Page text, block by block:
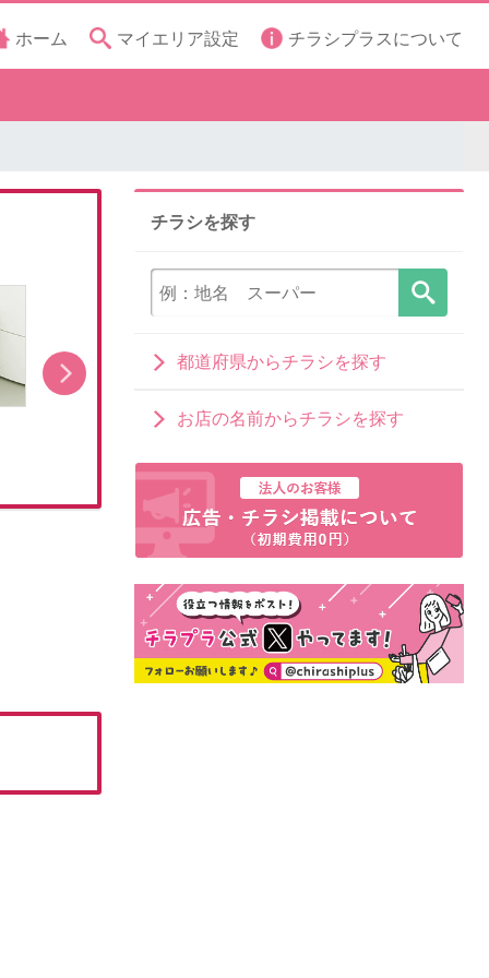
ホーム マイエリア設定 チラシプラスについて
洗濯機キャンペーン
チラシを探す
都道府県からチラシを探す
お店の名前からチラシを探す